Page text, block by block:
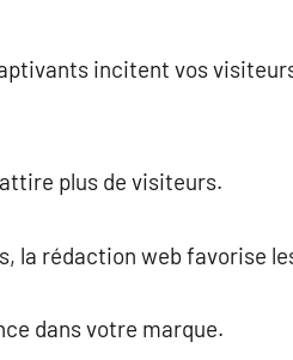
incitent vos
plus de visiteurs.
la rédaction web favorise
dans votre marque.